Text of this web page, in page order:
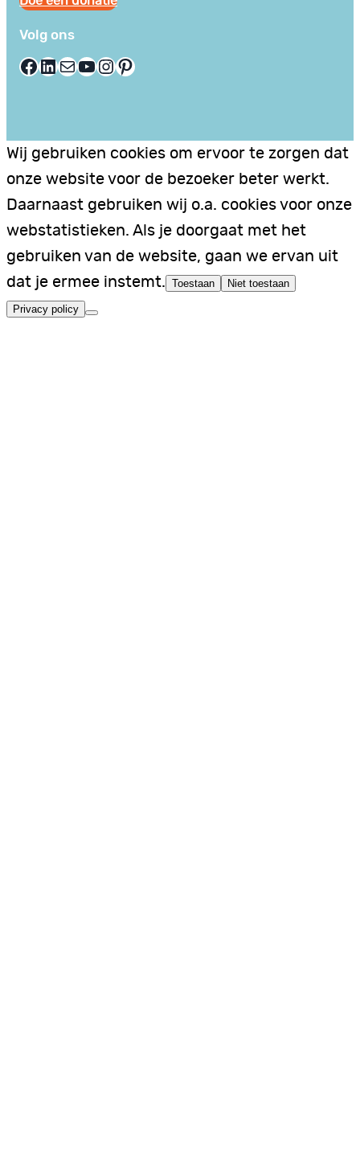
Volg ons
Facebook LinkedIn E-mail YouTube InstagramPinterest
Wij gebruiken cookies om ervoor te zorgen dat
onze website voor de bezoeker beter werkt.
Daarnaast gebruiken wij o.a. cookies voor onze
webstatistieken. Als je doorgaat met het
gebruiken van de website, gaan we ervan uit
dat je ermee instemt. Toestaan Niet toestaan
Privacy policy